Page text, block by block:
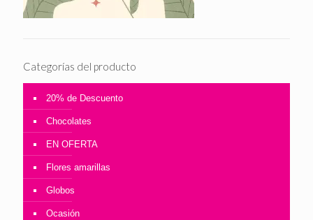
Categorías del producto
20% de Descuento
Chocolates
EN OFERTA
Flores amarillas
Globos
Ocasión